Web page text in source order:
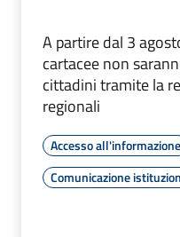
A partire dal 3
cartacee non
cittadini tramite la
regionali
Accesso all'informazione
Comunicazione